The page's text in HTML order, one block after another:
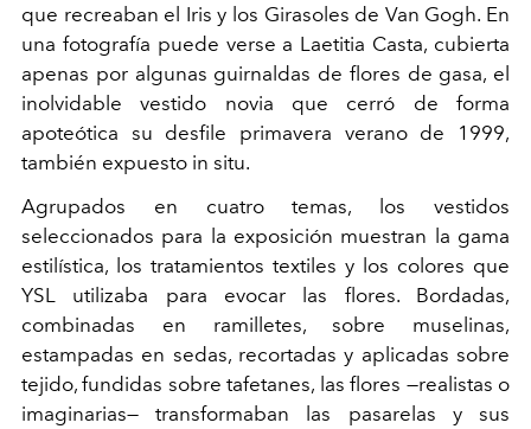
que recreaban el Iris y los Girasoles de Van Gogh. En
una fotografía puede verse a Laetitia Casta, cubierta
apenas por algunas guirnaldas de flores de gasa, el
inolvidable vestido novia que cerró de forma
apoteótica su desfile primavera verano de 1999,
también expuesto in situ.
Agrupados en cuatro temas, los vestidos
seleccionados para la exposición muestran la gama
estilística, los tratamientos textiles y los colores que
YSL utilizaba para evocar las flores. Bordadas,
combinadas en ramilletes, sobre muselinas,
estampadas en sedas, recortadas y aplicadas sobre
tejido, fundidas sobre tafetanes, las flores —realistas o
imaginarias— transformaban las pasarelas y sus